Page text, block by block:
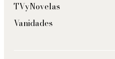
TVyNovelas
Vanidades